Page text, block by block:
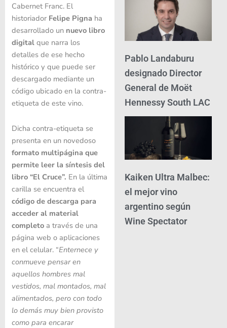
Cabernet Franc. El
historiador Felipe Pigna ha
desarrollado un nuevo libro
digital que narra los
detalles de ese hecho
histórico y que puede ser
descargado mediante un
código ubicado en la contra-
etiqueta de este vino.
Dicha contra-etiqueta se
presenta en un novedoso
formato multipágina que
permite leer la síntesis del
libro “El Cruce”. En la última
carilla se encuentra el
código de descarga para
acceder al material
completoa través de una
página web o aplicaciones
en el celular. “Enternece y
conmueve pensar en
aquellos hombres mal
vestidos, mal montados, mal
alimentados, pero con todo
lo demás muy bien provisto
como para encarar
Pablo Landaburu
designado Director
General de Moët
Hennessy South LAC
Kaiken Ultra Malbec:
el mejor vino
argentino según
Wine Spectator